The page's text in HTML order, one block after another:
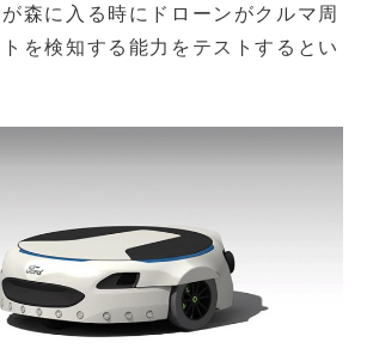
森に入る時にドローンがクルマ周
を検知する能力をテストするとい